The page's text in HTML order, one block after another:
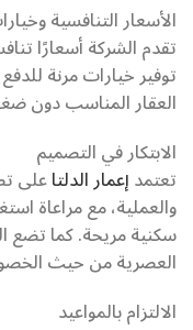
الأسعار التنافسية
تقدم الشركة أسعارًا
توفير خيارات مرنة
العقار المناسب دون
الابتكار في التصميم
تعتمدإعمار الدلتاعلى
والعملية، مع مراعاة
سكنية مريحة. كما تضع
العصرية من حيث
الالتزام بالمواعيد